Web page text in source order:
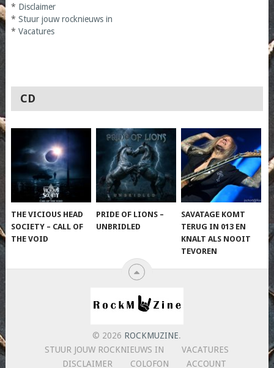
* Disclaimer
* Stuur jouw rocknieuws in
* Vacatures
CD
THE VICIOUS HEAD
SOCIETY – CALL OF
THE VOID
PRIDE OF LIONS –
UNBRIDLED
SAVATAGE KOMT
TERUG IN 013 EN
KNALT ALS NOOIT
TEVOREN
© 2026 ROCKMUZINE.
STUUR JOUW ROCKNIEUWS IN
VACATURES
DISCLAIMER
COLOFON ACCOUNT